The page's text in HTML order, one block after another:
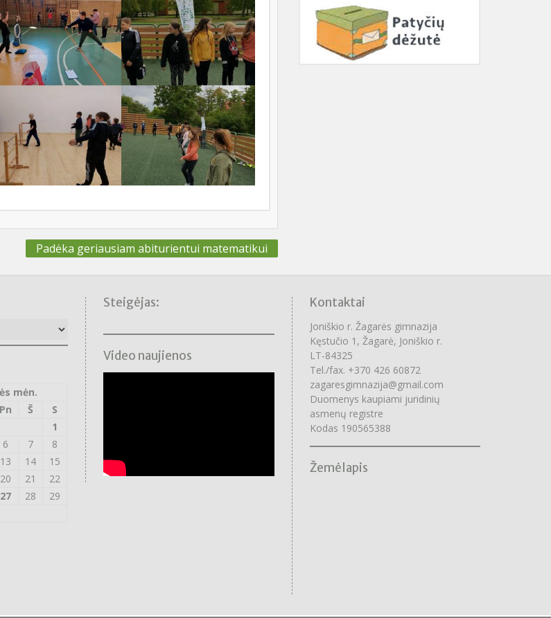
Padėka geriausiam abiturientui matematikui
mėn.
Pn Š
S
1
6 7
8
13 14
15
20 21
22
27 28
29
Steigėjas:
Video naujienos
Kontaktai
Joniškio r. Žagarės gimnazija
Kęstučio 1, Žagarė, Joniškio r.
LT-84325
Tel./fax. +370 426 60872
zagaresgimnazija@gmail.com
Duomenys kaupiami juridinių
asmenų registre
Kodas 190565388
Žemėlapis